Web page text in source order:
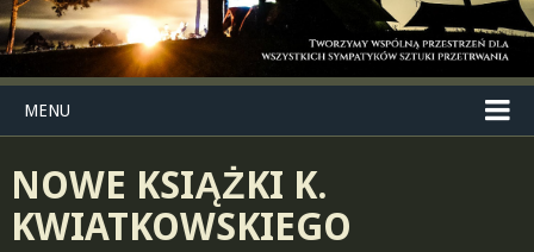
MENU
NOWE KSIĄŻKI K.
KWIATKOWSKIEGO